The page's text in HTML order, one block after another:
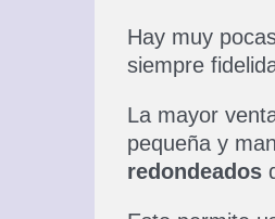
Hay muy
siempre
La mayor
pequeña y
redondeados